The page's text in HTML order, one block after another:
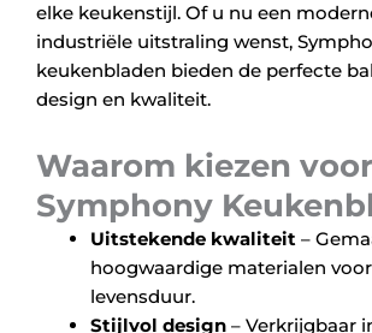
elke keukenstijl. Of u nu een
industriële uitstraling wenst,
keukenbladen bieden de perfecte
design en kwaliteit.
Waarom kiezen voor
Symphony
Uitstekende kwaliteit –
hoogwaardige materialen
levensduur.
Stijlvol design – Verkrijgbaar